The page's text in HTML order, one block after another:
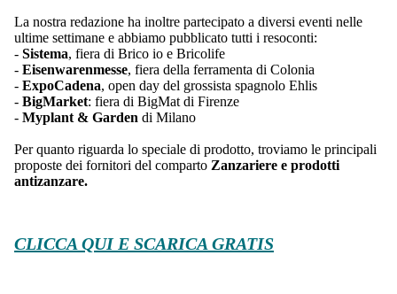
La nostra redazione ha inoltre partecipato a diversi eventi nelle
ultime settimane e abbiamo pubblicato tutti i resoconti:
- Sistema, fiera di Brico io e Bricolife
- Eisenwarenmesse, fiera della ferramenta di Colonia
- ExpoCadena, open day del grossista spagnolo Ehlis
- BigMarket: fiera di BigMat di Firenze
- Myplant & Garden di Milano
Per quanto riguarda lo speciale di prodotto, troviamo le principali
proposte dei fornitori del comparto Zanzariere e prodotti
antizanzare.
CLICCA QUI E SCARICA GRATIS